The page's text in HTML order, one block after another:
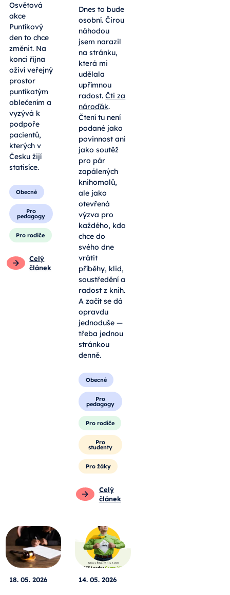
Osvětová
akce
Puntíkový
den to chce
změnit. Na
konci října
oživí veřejný
prostor
puntíkatým
oblečením a
vyzývá k
podpoře
pacientů,
kterých v
Česku žijí
statisíce.
Obecné
Pro
pedagogy
Pro rodiče
Celý
článek
Dnes to bude
osobní. Čirou
náhodou
jsem narazil
na stránku,
která mi
udělala
upřímnou
radost.Čti za
nároďák.
Čtení tu není
podané jako
povinnost ani
jako soutěž
pro pár
zapálených
knihomolů,
ale jako
otevřená
výzva pro
každého, kdo
chce do
svého dne
vrátit
příběhy, klid,
soustředění a
radost z knih.
A začít se dá
opravdu
jednoduše —
třeba jednou
stránkou
denně.
Obecné
Pro
pedagogy
Pro rodiče
Pro
studenty
Pro žáky
Celý
článek
18. 05. 2026 14. 05. 2026